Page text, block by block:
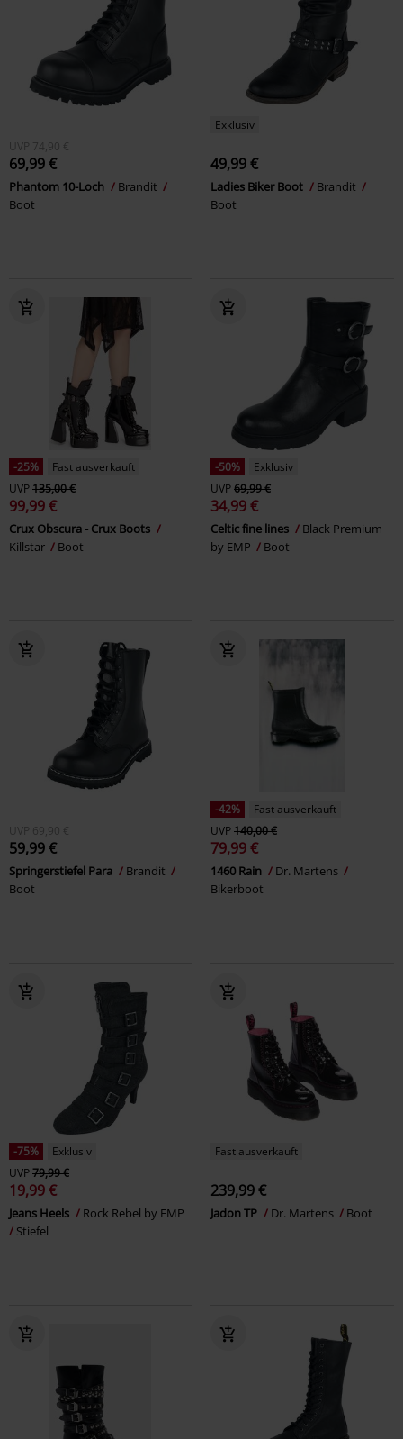
UVP 74,90 €
69,99 €
Phantom 10-Loch
Brandit
Boot
Exklusiv
49,99 €
Ladies Biker Boot
Brandit
Boot
-25%
Fast ausverkauft
UVP135,00 €
99,99 €
Crux Obscura - Crux Boots
Killstar
Boot
-50%
Exklusiv
UVP69,99 €
34,99 €
Celtic fine lines
Black Premium
by EMP
Boot
UVP 69,90 €
59,99 €
Springerstiefel Para
Brandit
Boot
-42%
Fast ausverkauft
UVP140,00 €
79,99 €
1460 Rain
Dr. Martens
Bikerboot
-75%
Exklusiv
UVP79,99 €
19,99 €
Jeans Heels
Rock Rebel by EMP
Stiefel
Fast ausverkauft
239,99 €
Jadon TP Dr. Martens Boot